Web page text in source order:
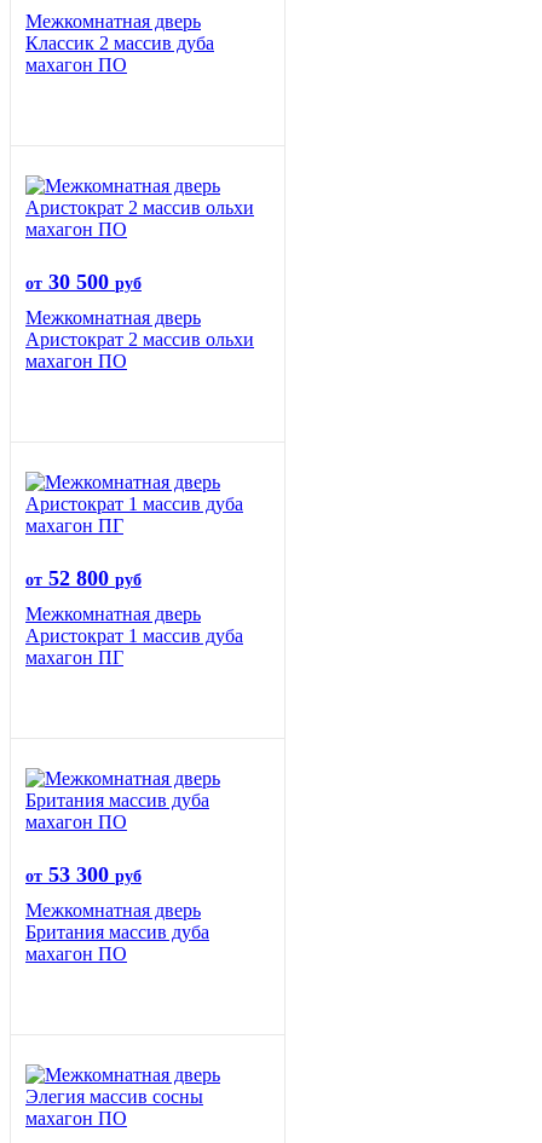
Межкомнатная дверь
Классик 2 массив дуба
махагон ПО
от 30 500 руб
Межкомнатная дверь
Аристократ 2 массив ольхи
махагон ПО
от 52 800 руб
Межкомнатная дверь
Аристократ 1 массив дуба
махагон ПГ
от 53 300 руб
Межкомнатная дверь
Британия массив дуба
махагон ПО